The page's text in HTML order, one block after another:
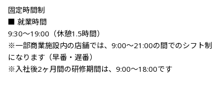
固定時間制
■ 就業時間
9:30～19:00（休憩1.5時間）
※一部商業施設内の店舗では、9:00～21:00の間でのシフト制
になります（早番・遅番）
※入社後2ヶ月間の研修期間は、9:00～18:00です